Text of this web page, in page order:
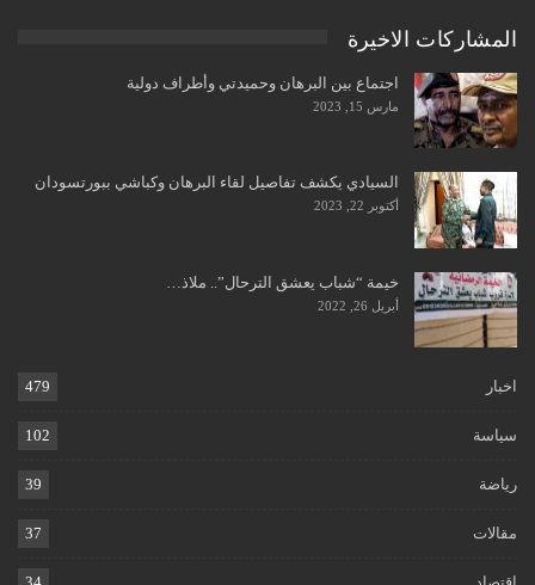
المشاركات الاخيرة
اجتماع بين البرهان وحميدتي وأطراف دولية
مارس 15, 2023
السيادي يكشف تفاصيل لقاء البرهان وكباشي ببورتسودان
أكتوبر 22, 2023
خيمة “شباب يعشق الترحال”.. ملاذ…
أبريل 26, 2022
اخبار 479
سياسة 102
رياضة 39
مقالات 37